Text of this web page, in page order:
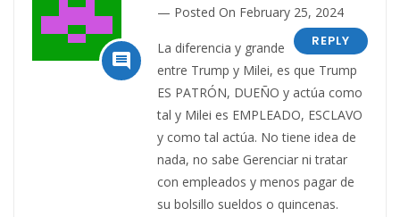

Posted On February 25, 2024
REPLY
La diferencia y grande
entre Trump y Milei, es que Trump
ES PATRÓN, DUEÑO y actúa como
tal y Milei es EMPLEADO, ESCLAVO
y como tal actúa. No tiene idea de
nada, no sabe Gerenciar ni tratar
con empleados y menos pagar de
su bolsillo sueldos o quincenas.